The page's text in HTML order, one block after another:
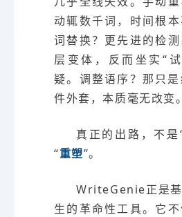
动辄数千词，时间根
词替换？更先进的检
层变体，反而坐实“
疑。调整语序？那只
件外套，本质毫无改变。
真正的出路，不是
“重塑”。
WriteGenie正是
生的革命性工具。它